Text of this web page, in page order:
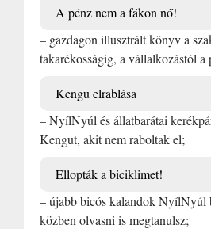
A pénz nem a fákon nő!
– gazdagon illusztrált könyv a
takarékosságig, a vállalkozástól a
Kengu elrablása
– NyílNyúl és állatbarátai
Kengut, akit nem raboltak el;
Ellopták a biciklimet!
– újabb bicós kalandok NyílNyúl
közben olvasni is megtanulsz;